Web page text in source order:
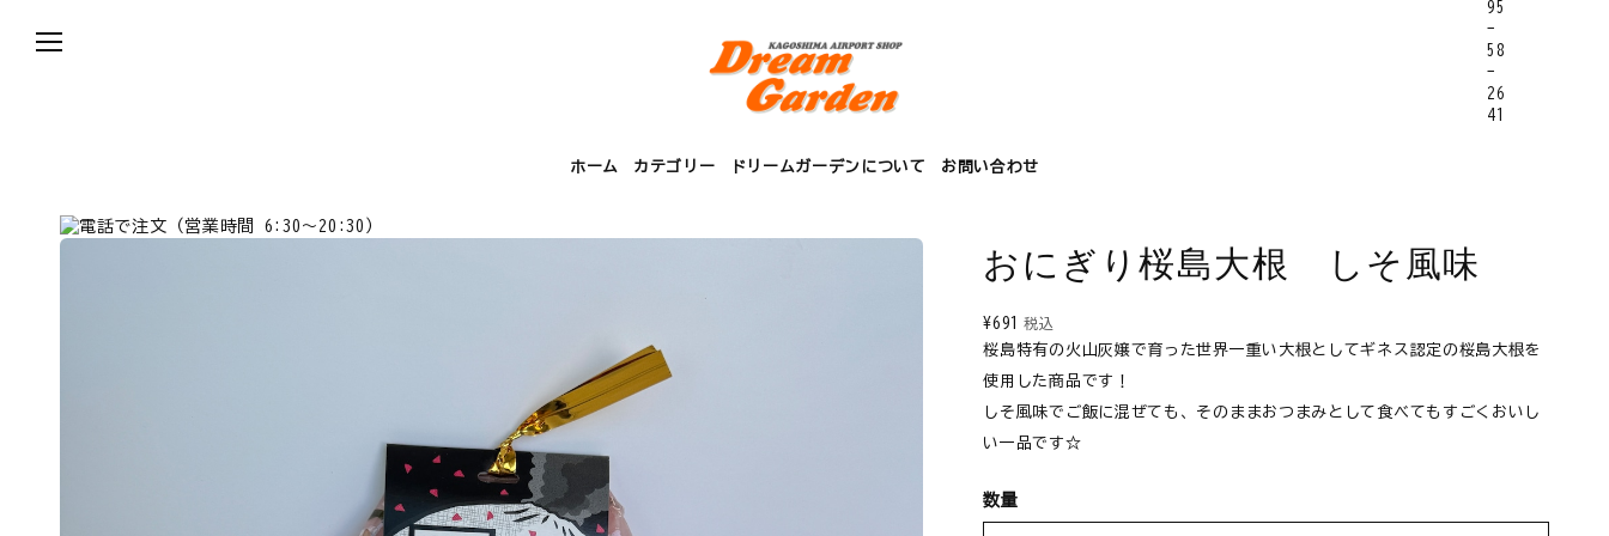
ホーム カテゴリー ドリームガーデンについて お問い合わせ
おにぎり桜島大根 しそ風味
¥691 税込
桜島特有の火山灰嬢で育った世界一重い大根としてギネス認定の桜島大根を
使用した商品です！
しそ風味でご飯に混ぜても、そのままおつまみとして食べてもすごくおいし
い一品です☆
数量